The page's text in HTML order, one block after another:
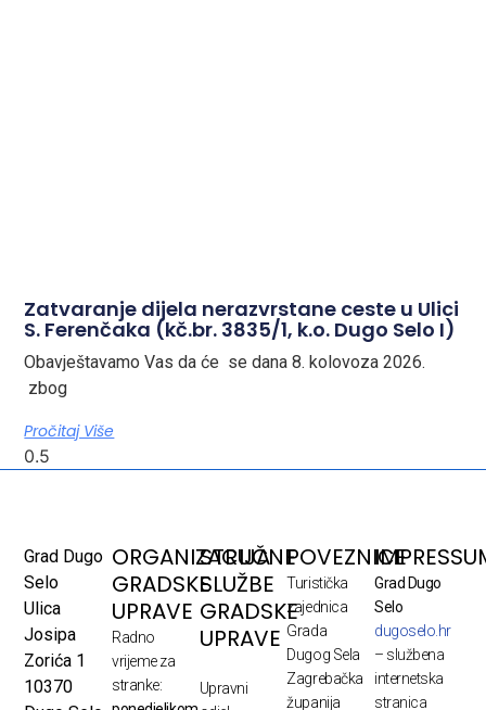
Zatvaranje dijela nerazvrstane ceste u Ulici
S. Ferenčaka (kč.br. 3835/1, k.o. Dugo Selo I)
Obavještavamo Vas da će se dana 8. kolovoza 2026.
zbog
Pročitaj Više
Grad Dugo
Selo
Ulica
Josipa
Zorića 1
10370
ORGANIZACIJA
GRADSKE
UPRAVE
Radno
vrijeme za
stranke:
STRUČNE
SLUŽBE
GRADSKE
UPRAVE
Upravni
POVEZNICE
Turistička
zajednica
Grada
Dugog Sela
Zagrebačka
županija
Grad Dugo
Selo
dugoselo.hr
– službena
internetska
stranica